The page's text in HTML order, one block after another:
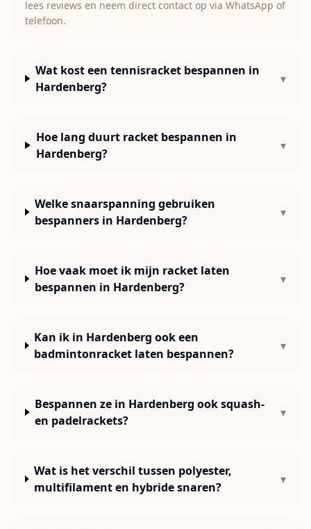
lees reviews en neem direct contact op via WhatsApp of
telefoon.
Wat kost een tennisracket bespannen in
Hardenberg?
▾
Hoe lang duurt racket bespannen in
Hardenberg?
▾
Welke snaarspanning gebruiken
bespanners in Hardenberg?
▾
Hoe vaak moet ik mijn racket laten
bespannen in Hardenberg?
▾
Kan ik in Hardenberg ook een
badmintonracket laten bespannen?
▾
Bespannen ze in Hardenberg ook squash-
en padelrackets?
▾
Wat is het verschil tussen polyester,
multifilament en hybride snaren?
▾